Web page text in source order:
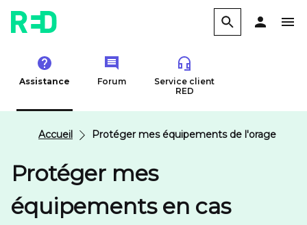
Assistance Forum
Service client
RED
Accueil Protéger mes équipements de l'orage
Protéger mes
équipements en cas